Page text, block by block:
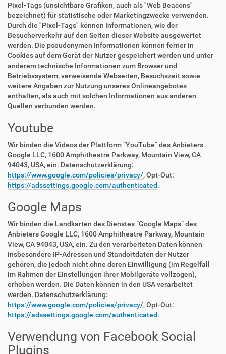
Pixel-Tags (unsichtbare Grafiken, auch als "Web Beacons"
bezeichnet) für statistische oder Marketingzwecke verwenden.
Durch die "Pixel-Tags" können Informationen, wie der
Besucherverkehr auf den Seiten dieser Website ausgewertet
werden. Die pseudonymen Informationen können ferner in
Cookies auf dem Gerät der Nutzer gespeichert werden und unter
anderem technische Informationen zum Browser und
Betriebssystem, verweisende Webseiten, Besuchszeit sowie
weitere Angaben zur Nutzung unseres Onlineangebotes
enthalten, als auch mit solchen Informationen aus anderen
Quellen verbunden werden.
Youtube
Wir binden die Videos der Plattform “YouTube” des Anbieters
Google LLC, 1600 Amphitheatre Parkway, Mountain View, CA
94043, USA, ein. Datenschutzerklärung:
https://www.google.com/policies/privacy/, Opt-Out:
https://adssettings.google.com/authenticated.
Google Maps
Wir binden die Landkarten des Dienstes “Google Maps” des
Anbieters Google LLC, 1600 Amphitheatre Parkway, Mountain
View, CA 94043, USA, ein. Zu den verarbeiteten Daten können
insbesondere IP-Adressen und Standortdaten der Nutzer
gehören, die jedoch nicht ohne deren Einwilligung (im Regelfall
im Rahmen der Einstellungen ihrer Mobilgeräte vollzogen),
erhoben werden. Die Daten können in den USA verarbeitet
werden. Datenschutzerklärung:
https://www.google.com/policies/privacy/, Opt-Out:
https://adssettings.google.com/authenticated.
Verwendung von Facebook Social
Plugins